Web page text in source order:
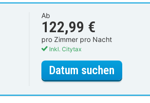
Ab
122,99 €
pro Zimmer pro Nacht
Inkl. Citytax
Datum suchenfür